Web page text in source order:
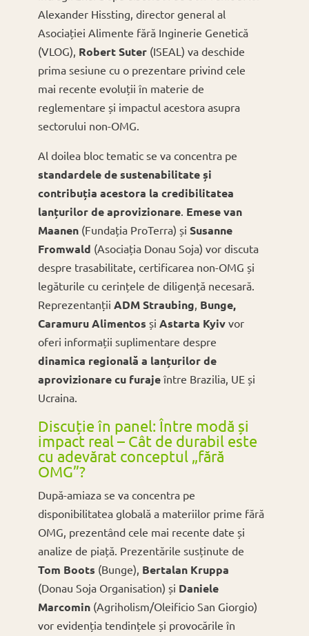
Alexander Hissting, director general al
Asociației Alimente fără Inginerie Genetică
(VLOG), Robert Suter(ISEAL) va deschide
prima sesiune cu o prezentare privind cele
mai recente evoluții în materie de
reglementare și impactul acestora asupra
sectorului non-OMG.
Al doilea bloc tematic se va concentra pe
standardele de sustenabilitate și
contribuția acestora la credibilitatea
lanțurilor de aprovizionare. Emese van
Maanen(Fundația ProTerra) și Susanne
Fromwald (Asociația Donau Soja) vor discuta
despre trasabilitate, certificarea non-OMG și
legăturile cu cerințele de diligență necesară.
Reprezentanții ADM Straubing, Bunge,
Caramuru Alimentos și Astarta Kyivvor
oferi informații suplimentare despre
dinamica regională a lanțurilor de
aprovizionare cu furajeîntre Brazilia, UE și
Ucraina.
Discuție în panel: Între modă și
impact real – Cât de durabil este
cu adevărat conceptul „fără
OMG”?
După-amiaza se va concentra pe
disponibilitatea globală a materiilor prime fără
OMG, prezentând cele mai recente date și
analize de piață. Prezentările susținute de
Tom Boots (Bunge), Bertalan Kruppa
(Donau Soja Organisation) și Daniele
Marcomin(Agriholism/Oleificio San Giorgio)
vor evidenția tendințele și provocările în